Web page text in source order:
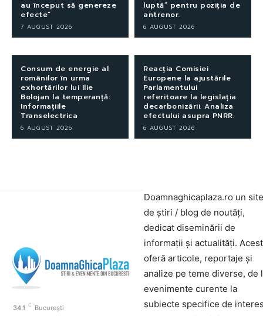
au început să genereze
efecte”
7 AUGUST 2026
luptă” pentru poziția de
antrenor.
6 AUGUST 2026
Consum de energie al
românilor în urma
exhortărilor lui Ilie
Bolojan la temperanță:
Informațiile
Transelectrica
6 AUGUST 2026
Reacția Comisiei
Europene la ajustările
Parlamentului
referitoare la legislația
decarbonizării. Analiza
efectului asupra PNRR.
6 AUGUST 2026
34.1 C București
Doamnaghicaplaza.ro un site
de știri / blog de noutăți,
dedicat diseminării de
informații și actualități.
oferă articole, reportaje și
analize pe teme diverse, de
evenimente curente la
subiecte specifice de